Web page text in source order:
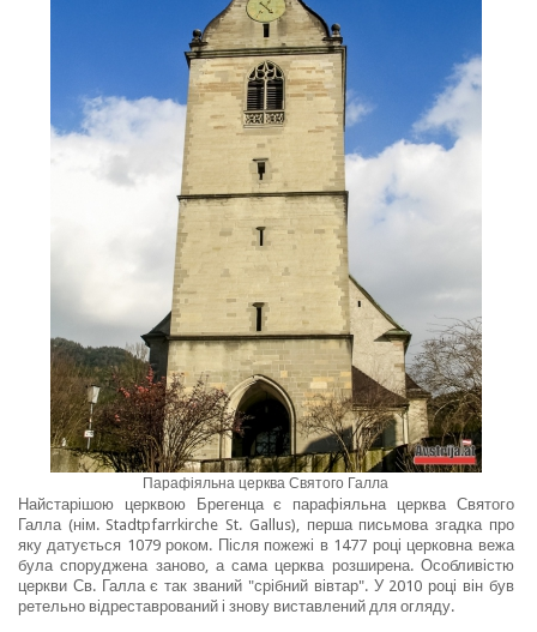
Парафіяльна церква Святого Галла
Найстарішою церквою Брегенца є парафіяльна церква Святого
Галла (нім. Stadtpfarrkirche St. Gallus), перша письмова згадка про
яку датується 1079 роком. Після пожежі в 1477 році церковна вежа
була споруджена заново, а сама церква розширена. Особливістю
церкви Св. Галла є так званий "срібний вівтар". У 2010 році він був
ретельно відреставрований і знову виставлений для огляду.